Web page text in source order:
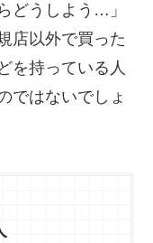
どうしよう…」
店以外で買った
を持っている人
ではないでしょ